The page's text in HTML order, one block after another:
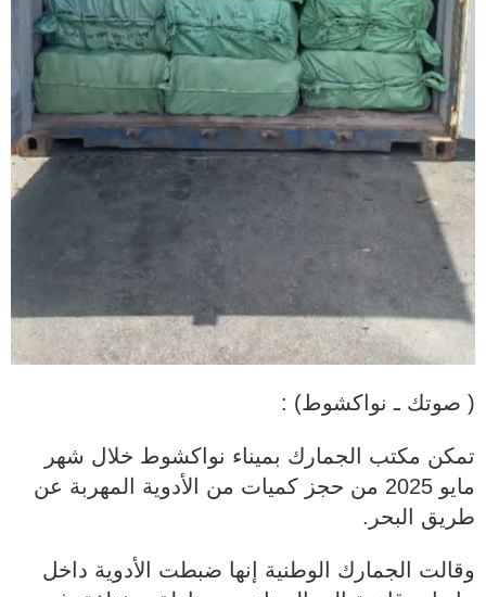
( صوتك ـ نواكشوط) :
تمكن مكتب الجمارك بميناء نواكشوط خلال شهر
مايو 2025 من حجز كميات من الأدوية المهربة عن
طريق البحر.
وقالت الجمارك الوطنية إنها ضبطت الأدوية داخل